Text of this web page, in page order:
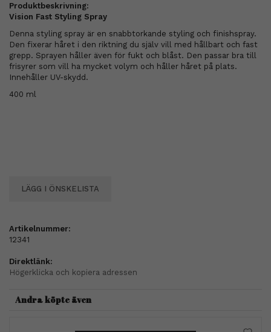
Produktbeskrivning:
Vision Fast Styling Spray
Denna styling spray är en snabbtorkande styling och finishspray.
Den fixerar håret i den riktning du själv vill med hållbart och fast
grepp. Sprayen håller även för fukt och blåst. Den passar bra till
frisyrer som vill ha mycket volym och håller håret på plats.
Innehåller UV-skydd.
400 ml
LÄGG I ÖNSKELISTA
Artikelnummer:
12341
Direktlänk:
Högerklicka och kopiera adressen
Andra köpte även